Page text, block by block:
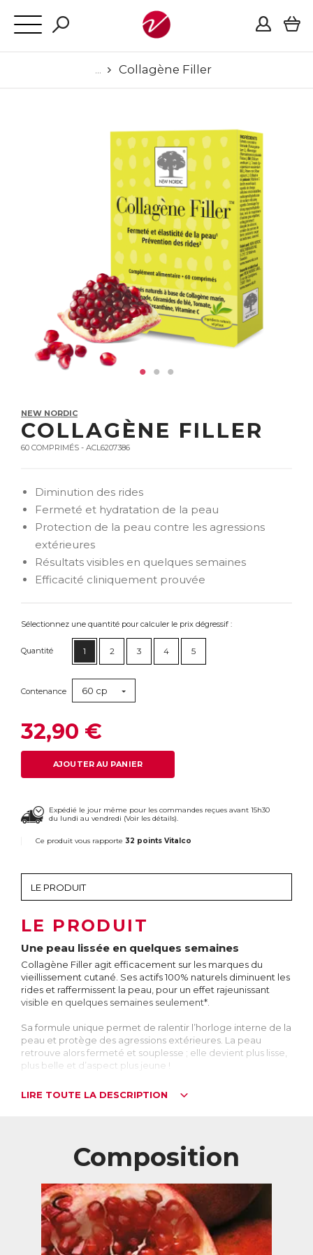
Collagène Filler
NEW NORDIC
COLLAGÈNE FILLER
60 COMPRIMÉS - ACL6207386
Diminution des rides
Fermeté et hydratation de la peau
Protection de la peau contre les agressions
extérieures
Résultats visibles en quelques semaines
Efficacité cliniquement prouvée
Sélectionnez une quantité pour calculer le prix dégressif :
Quantité 1 2 3 4 5
Contenance 60 cp
32,90 €
AJOUTER AU PANIER
Expédié le jour même pour les commandes reçues avant 15h30
du lundi au vendredi (Voir les détails).
Ce produit vous rapporte 32 points Vitalco
LE PRODUIT
Une peau lissée en quelques semaines
Collagène Filler agit efficacement sur les marques du
vieillissement cutané. Ses actifs 100% naturels diminuent les
rides et raffermissent la peau, pour un effet rajeunissant
visible en quelques semaines seulement*.
Sa formule unique permet de ralentir l’horloge interne de la
peau et protège des agressions extérieures. La peau
retrouve alors fermeté et souplesse ; elle devient plus lisse,
plus belle et d’aspect plus jeune !
Collagène Filler agit de l’intérieur, sur les couches
femmes âgées de 36 à 58 ans.
Les rides sont les manifestations les plus visibles du
vieillissement cutané. Leur apparition, souvent très mal
vécue, est pourtant liée à une évolution naturelle de la
peau avec l’âge.
LIRE TOUTE LA DESCRIPTION
Composition